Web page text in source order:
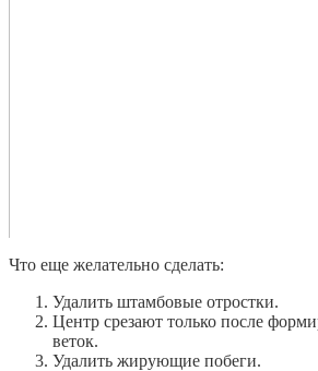
Что еще желательно сделать:
Удалить штамбовые отростки.
Центр срезают только после
веток.
Удалить жирующие побеги.